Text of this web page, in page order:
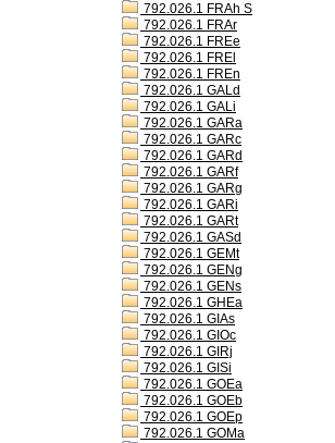
792.026.1 FRAh S
792.026.1 FRAr
792.026.1 FREe
792.026.1 FREl
792.026.1 FREn
792.026.1 GALd
792.026.1 GALi
792.026.1 GARa
792.026.1 GARc
792.026.1 GARd
792.026.1 GARf
792.026.1 GARg
792.026.1 GARi
792.026.1 GARt
792.026.1 GASd
792.026.1 GEMt
792.026.1 GENg
792.026.1 GENs
792.026.1 GHEa
792.026.1 GIAs
792.026.1 GIOc
792.026.1 GIRj
792.026.1 GISi
792.026.1 GOEa
792.026.1 GOEb
792.026.1 GOEp
792.026.1 GOMa